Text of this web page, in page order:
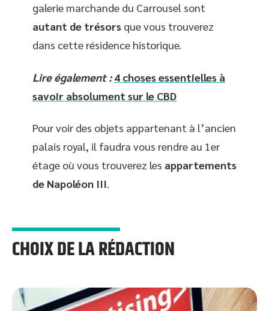
galerie marchande du Carrousel sont
autant de trésors que vous trouverez
dans cette résidence historique.
Lire également : 4 choses essentielles à
savoir absolument sur le CBD
Pour voir des objets appartenant à l’ancien
palais royal, il faudra vous rendre au 1er
étage où vous trouverez les appartements
de Napoléon III.
CHOIX DE LA RÉDACTION